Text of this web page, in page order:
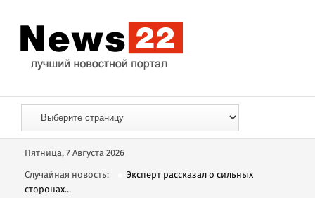
Пятница, 7 Августа 2026
Случайная новость:
Эксперт рассказал о сильных
сторонах...